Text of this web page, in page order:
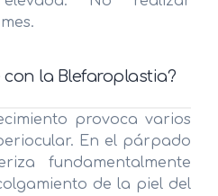
con la Blefaroplastia?
provoca varios
En el párpado
fundamentalmente
de la piel del